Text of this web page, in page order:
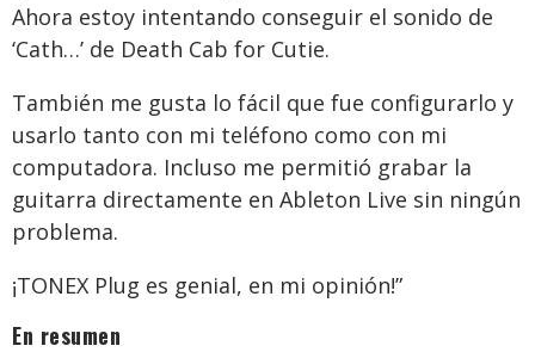
Ahora estoy intentando conseguir el sonido de
‘Cath…’ de Death Cab for Cutie.
También me gusta lo fácil que fue configurarlo y
usarlo tanto con mi teléfono como con mi
computadora. Incluso me permitió grabar la
guitarra directamente en Ableton Live sin ningún
problema.
¡TONEX Plug es genial, en mi opinión!”
En resumen